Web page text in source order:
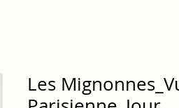
Les